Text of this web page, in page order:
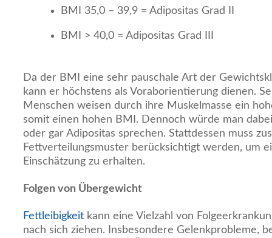
BMI 35,0 – 39,9 = Adipositas Grad II
BMI > 40,0 = Adipositas Grad III
Da der BMI eine sehr pauschale Art der
kann er höchstens als Voraborientierung dienen.
Menschen weisen durch ihre Muskelmasse ein
somit einen hohen BMI. Dennoch würde man
oder gar Adipositas sprechen. Stattdessen muss
Fettverteilungsmuster berücksichtigt werden, um
Einschätzung zu erhalten.
Folgen von Übergewicht
Fettleibigkeit kann eine Vielzahl von
nach sich ziehen. Insbesondere Gelenkprobleme,